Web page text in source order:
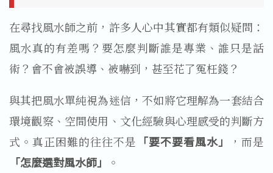
在尋找風水師之前，許多人心中其實都有類似疑問：
風水真的有差嗎？要怎麼判斷誰是專業、誰只是話
術？會不會被誤導、被嚇到，甚至花了冤枉錢？
與其把風水單純視為迷信，不如將它理解為一套結合
環境觀察、空間使用、文化經驗與心理感受的判斷方
式。真正困難的往往不是 「要不要看風水」
，而是
「怎麼選對風水師」
。